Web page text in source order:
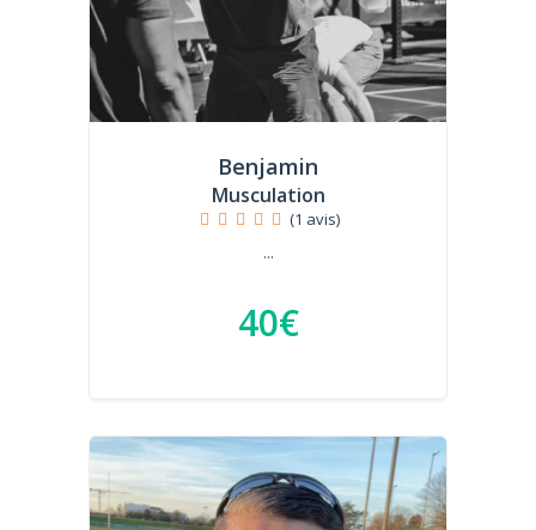
Benjamin
Musculation
(1 avis)
...
40€